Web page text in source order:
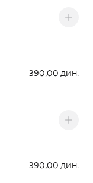
390,00 дин.
390,00 дин.